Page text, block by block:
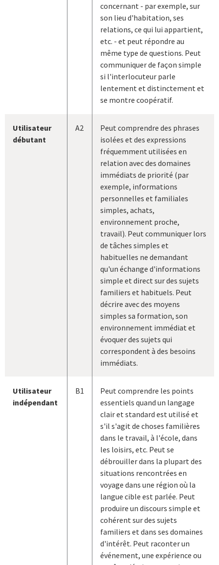
concernant - par exemple, sur
son lieu d'habitation, ses
relations, ce qui lui appartient,
etc. - et peut répondre au
même type de questions. Peut
communiquer de façon simple
si l'interlocuteur parle
lentement et distinctement et
se montre coopératif.
Utilisateur
débutant
A2
Peut comprendre des phrases
isolées et des expressions
fréquemment utilisées en
relation avec des domaines
immédiats de priorité (par
exemple, informations
personnelles et familiales
simples, achats,
environnement proche,
travail). Peut communiquer lors
de tâches simples et
habituelles ne demandant
qu'un échange d'informations
simple et direct sur des sujets
familiers et habituels. Peut
décrire avec des moyens
simples sa formation, son
environnement immédiat et
évoquer des sujets qui
correspondent à des besoins
immédiats.
Utilisateur
indépendant
B1
Peut comprendre les points
essentiels quand un langage
clair et standard est utilisé et
s'il s'agit de choses familières
dans le travail, à l'école, dans
les loisirs, etc. Peut se
débrouiller dans la plupart des
situations rencontrées en
voyage dans une région où la
langue cible est parlée. Peut
produire un discours simple et
cohérent sur des sujets
familiers et dans ses domaines
d'intérêt. Peut raconter un
événement, une expérience ou